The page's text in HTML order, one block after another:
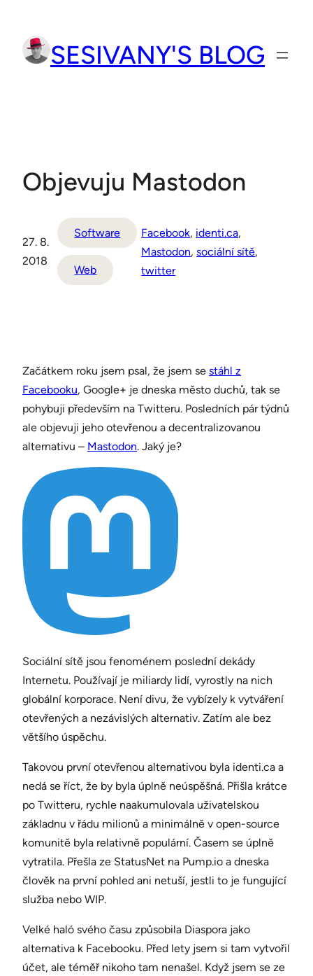
obsah
SESIVANY'S BLOG
Objevuju Mastodon
27. 8.
2018
Software
Web
Facebook, identi.ca,
Mastodon, sociální sítě,
twitter
Začátkem roku jsem psal, že jsem se stáhl z
Facebooku, Google+ je dneska město duchů, tak se
pohybuji především na Twitteru. Posledních pár týdnů
ale objevuji jeho otevřenou a decentralizovanou
alternativu – Mastodon. Jaký je?
Sociální sítě jsou fenoménem poslední dekády
Internetu. Používají je miliardy lidí, vyrostly na nich
globální korporace. Není divu, že vybízely k vytváření
otevřených a nezávislých alternativ. Zatím ale bez
většího úspěchu.
Takovou první otevřenou alternativou byla identi.ca a
nedá se říct, že by byla úplně neúspěšná. Přišla krátce
po Twitteru, rychle naakumulovala uživatelskou
základnu v řádu milionů a minimálně v open-source
komunitě byla relativně populární. Časem se úplně
vytratila. Přešla ze StatusNet na Pump.io a dneska
člověk na první pohled ani netuší, jestli to je fungující
služba nebo WIP.
Velké haló svého času způsobila Diaspora jako
alternativa k Facebooku. Před lety jsem si tam vytvořil
účet, ale téměř nikoho tam nenašel. Když jsem se ze